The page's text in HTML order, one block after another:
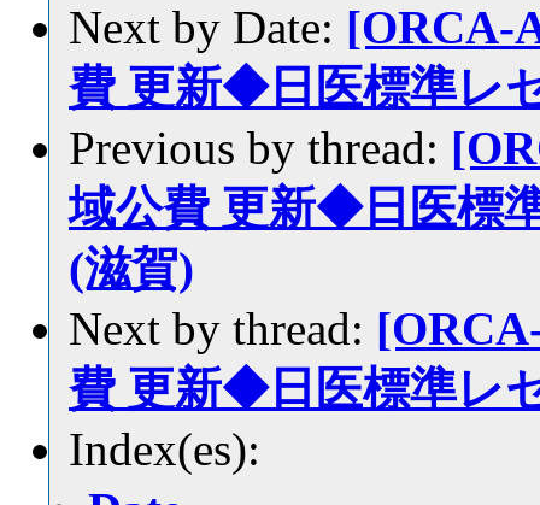
Next by Date: [ORCA-
費 更新◆日医標準レ
Previous by thread:
域公費 更新◆日医標
(滋賀)
Next by thread:
費 更新◆日医標準レ
Index(es):